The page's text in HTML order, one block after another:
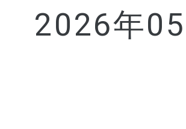
2026年